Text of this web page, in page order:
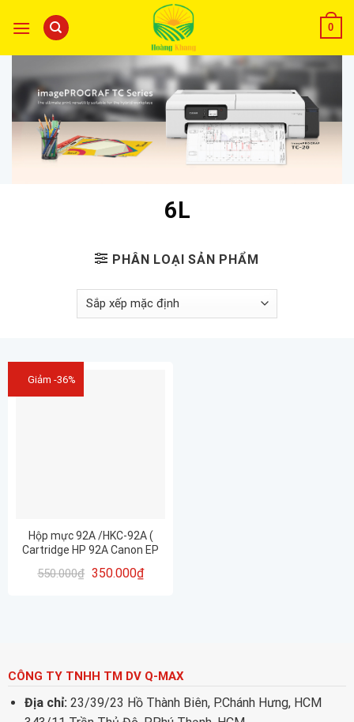
0
6L
PHÂN LOẠI SẢN PHẨM
Giảm -36%
Hộp mực 92A /HKC-92A (
Cartridge HP 92A Canon EP
1100, 1100, 3200, Canon 800,
550.000₫ 350.000₫
CÔNG TY TNHH TM DV Q-MAX
Địa chỉ: 23/39/23 Hồ Thành Biên, P.Chánh Hưng, HCM